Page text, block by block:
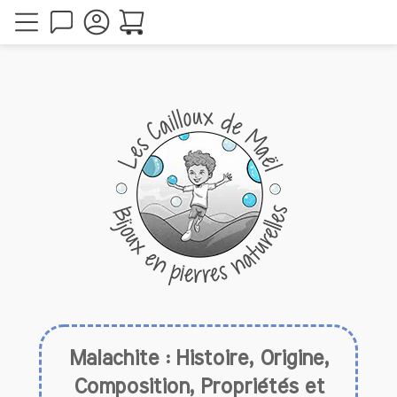
Malachite : Histoire, Origine,
Composition, Propriétés et